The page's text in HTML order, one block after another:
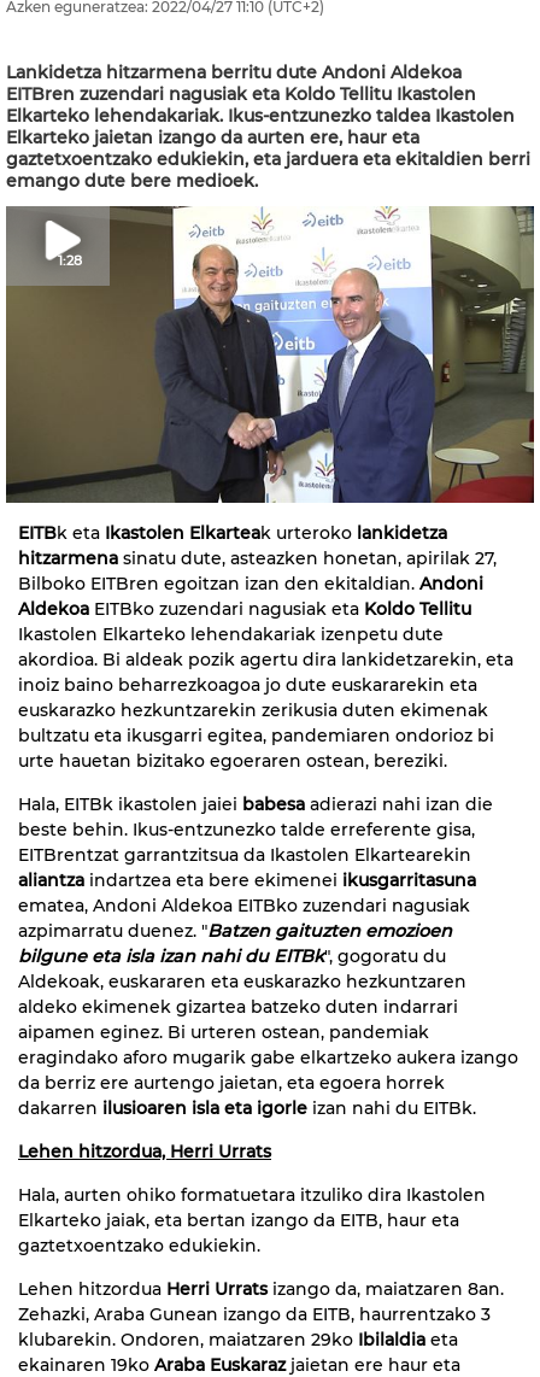
Azken eguneratzea: 2022/04/27 11:10 (UTC+2)
Lankidetza hitzarmena berritu dute Andoni Aldekoa
EITBren zuzendari nagusiak eta Koldo Tellitu Ikastolen
Elkarteko lehendakariak. Ikus-entzunezko taldea Ikastolen
Elkarteko jaietan izango da aurten ere, haur eta
gaztetxoentzako edukiekin, eta jarduera eta ekitaldien berri
emango dute bere medioek.
1:28
EITBk eta Ikastolen Elkarteak urteroko lankidetza
hitzarmena sinatu dute, asteazken honetan, apirilak 27,
Bilboko EITBren egoitzan izan den ekitaldian. Andoni
Aldekoa EITBko zuzendari nagusiak eta Koldo Tellitu
Ikastolen Elkarteko lehendakariak izenpetu dute
akordioa. Bi aldeak pozik agertu dira lankidetzarekin, eta
inoiz baino beharrezkoagoa jo dute euskararekin eta
euskarazko hezkuntzarekin zerikusia duten ekimenak
bultzatu eta ikusgarri egitea, pandemiaren ondorioz bi
urte hauetan bizitako egoeraren ostean, bereziki.
Hala, EITBk ikastolen jaiei babesa adierazi nahi izan die
beste behin. Ikus-entzunezko talde erreferente gisa,
EITBrentzat garrantzitsua da Ikastolen Elkartearekin
aliantza indartzea eta bere ekimenei ikusgarritasuna
ematea, Andoni Aldekoa EITBko zuzendari nagusiak
azpimarratu duenez. "Batzen gaituzten emozioen
bilgune eta isla izan nahi du EITBk", gogoratu du
Aldekoak, euskararen eta euskarazko hezkuntzaren
aldeko ekimenek gizartea batzeko duten indarrari
aipamen eginez. Bi urteren ostean, pandemiak
eragindako aforo mugarik gabe elkartzeko aukera izango
da berriz ere aurtengo jaietan, eta egoera horrek
dakarren ilusioaren isla eta igorle izan nahi du EITBk.
Lehen hitzordua, Herri Urrats
Hala, aurten ohiko formatuetara itzuliko dira Ikastolen
Elkarteko jaiak, eta bertan izango da EITB, haur eta
gaztetxoentzako edukiekin.
Lehen hitzordua Herri Urratsizango da, maiatzaren 8an.
Zehazki, Araba Gunean izango da EITB, haurrentzako 3
klubarekin. Ondoren, maiatzaren 29ko Ibilaldia eta
ekainaren 19ko Araba Euskarazjaietan ere haur eta